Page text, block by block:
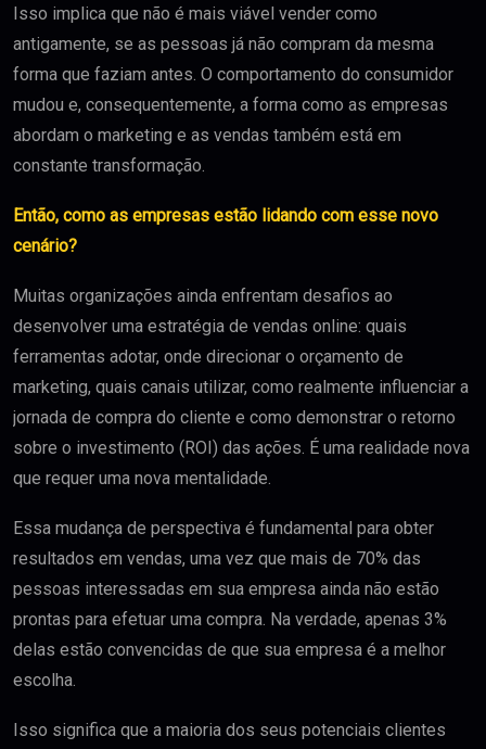
Isso implica que não é mais viável vender como
antigamente, se as pessoas já não compram da mesma
forma que faziam antes. O comportamento do consumidor
mudou e, consequentemente, a forma como as empresas
abordam o marketing e as vendas também está em
constante transformação.
Então, como as empresas estão lidando com esse novo
cenário?
Muitas organizações ainda enfrentam desafios ao
desenvolver uma estratégia de vendas online: quais
ferramentas adotar, onde direcionar o orçamento de
marketing, quais canais utilizar, como realmente influenciar a
jornada de compra do cliente e como demonstrar o retorno
sobre o investimento (ROI) das ações. É uma realidade nova
que requer uma nova mentalidade.
Essa mudança de perspectiva é fundamental para obter
resultados em vendas, uma vez que mais de 70% das
pessoas interessadas em sua empresa ainda não estão
prontas para efetuar uma compra. Na verdade, apenas 3%
delas estão convencidas de que sua empresa é a melhor
escolha.
Isso significa que a maioria dos seus potenciais clientes